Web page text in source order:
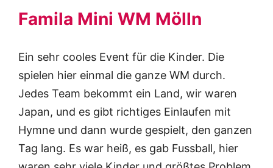
Famila Mini WM Mölln
Ein sehr cooles Event für die Kinder. Die
spielen hier einmal die ganze WM durch.
Jedes Team bekommt ein Land, wir waren
Japan, und es gibt richtiges Einlaufen mit
Hymne und dann wurde gespielt, den ganzen
Tag lang. Es war heiß, es gab Fussball, hier